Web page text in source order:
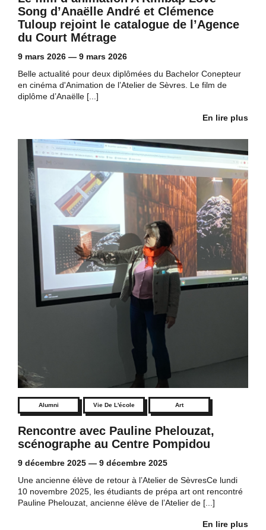
Song d’Anaëlle André et Clémence
Tuloup rejoint le catalogue de l’Agence
du Court Métrage
9 mars 2026 — 9 mars 2026
Belle actualité pour deux diplômées du Bachelor Conepteur
en cinéma d'Animation de l’Atelier de Sèvres. Le film de
diplôme d’Anaëlle [...]
En lire plus
Alumni Vie De L'école Art
Rencontre avec Pauline Phelouzat,
scénographe au Centre Pompidou
9 décembre 2025 — 9 décembre 2025
Une ancienne élève de retour à l’Atelier de SèvresCe lundi
10 novembre 2025, les étudiants de prépa art ont rencontré
Pauline Phelouzat, ancienne élève de l’Atelier de [...]
En lire plus